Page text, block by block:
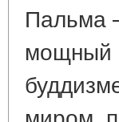
Пальма
мощный